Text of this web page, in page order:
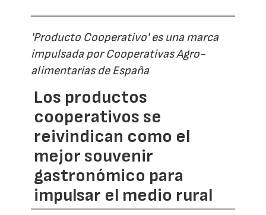
'Producto Cooperativo' es una marca
impulsada por Cooperativas Agro-
alimentarias de España
Los productos
cooperativos se
reivindican como el
mejor souvenir
gastronómico para
impulsar el medio rural